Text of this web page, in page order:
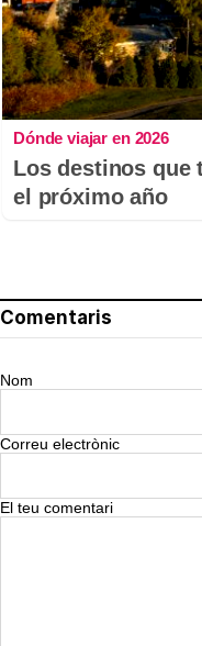
Dónde viajar en 2026
Los destinos que
el próximo año
Comentaris
Nom
Correu electrònic
El teu comentari